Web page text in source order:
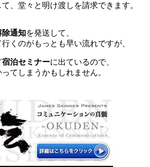
、堂々と明け渡しを請求できます。
除通知を発送して、
くのがもっとも早い流れですが、
宿泊セミナーに出ているので、
てしまうかもしれません。